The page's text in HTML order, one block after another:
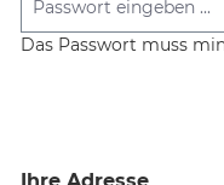
Das Passwort muss
Ihre Adresse